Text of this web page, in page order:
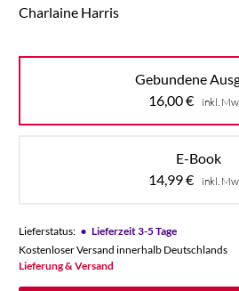
Charlaine Harris
Gebundene
16,00€ inkl.
E-Book
14,99€ inkl.
Lieferstatus: • Lieferzeit 3-5 Tage
Kostenloser Versand innerhalb Deutschlands
Lieferung & Versand